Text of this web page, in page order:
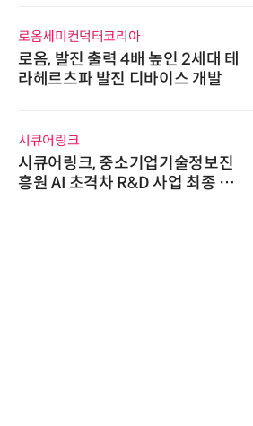
로옴세미컨덕터코리아
로옴, 발진 출력 4배 높인 2세대 테
라헤르츠파 발진 디바이스 개발
시큐어링크
시큐어링크, 중소기업기술정보진
흥원 AI 초격차 R&D 사업 최종 선